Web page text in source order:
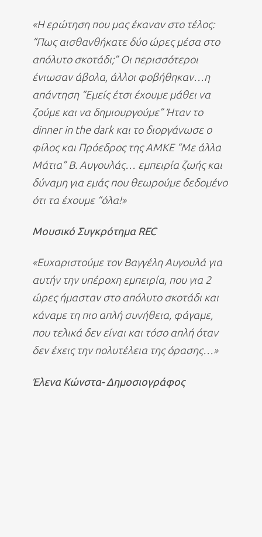
«Η ερώτηση που μας έκαναν στο τέλος:
“Πως αισθανθήκατε δύο ώρες μέσα στο
απόλυτο σκοτάδι;” Οι περισσότεροι
ένιωσαν άβολα, άλλοι φοβήθηκαν…η
απάντηση “Εμείς έτσι έχουμε μάθει να
ζούμε και να δημιουργούμε” Ήταν το
dinner in the dark και το διοργάνωσε ο
φίλος και Πρόεδρος της ΑΜΚΕ “Με άλλα
Μάτια” Β. Αυγουλάς… εμπειρία ζωής και
δύναμη για εμάς που θεωρούμε δεδομένο
ότι τα έχουμε “όλα!»
Μουσικό Συγκρότημα REC
«Ευχαριστούμε τον Βαγγέλη Αυγουλά για
αυτήν την υπέροχη εμπειρία, που για 2
ώρες ήμασταν στο απόλυτο σκοτάδι και
κάναμε τη πιο απλή συνήθεια, φάγαμε,
που τελικά δεν είναι και τόσο απλή όταν
δεν έχεις την πολυτέλεια της όρασης…»
Έλενα Κώνστα- Δημοσιογράφος